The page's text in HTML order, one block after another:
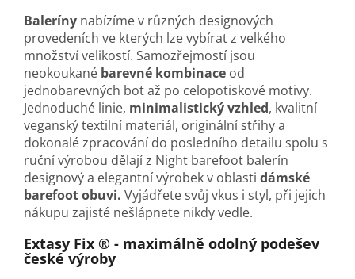
Baleríny nabízíme v různých designových
provedeních ve kterých lze vybírat z velkého
množství velikostí. Samozřejmostí jsou
neokoukané barevné kombinace od
jednobarevných bot až po celopotiskové motivy.
Jednoduché linie, minimalistický vzhled, kvalitní
veganský textilní materiál, originální střihy a
dokonalé zpracování do posledního detailu spolu s
ruční výrobou dělají z Night barefoot balerín
designový a elegantní výrobek v oblasti dámské
barefoot obuvi. Vyjádřete svůj vkus i styl, při jejich
nákupu zajisté nešlápnete nikdy vedle.
Extasy Fix ® - maximálně odolný podešev
české výroby